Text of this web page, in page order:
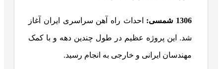
1306 شمسی: احداث راه آهن سراسری ایران آغاز
شد. این پروژه عظیم در طول چندین دهه و با کمک
مهندسان ایرانی و خارجی به انجام رسید.